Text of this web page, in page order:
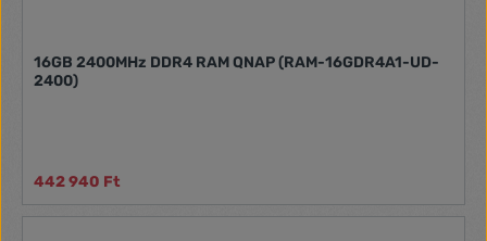
16GB 2400MHz DDR4 RAM QNAP (RAM-16GDR4A1-UD-
2400)
442 940 Ft